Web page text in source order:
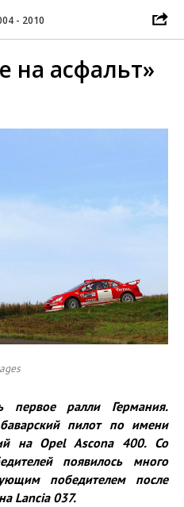
- 2010
на асфальт»
первое ралли Германия.
пилот по имени
на Opel Ascona 400. Со
появилось много
победителем после
Lancia 037.